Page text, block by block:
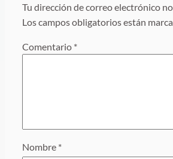
Tu dirección de correo electrónico
Los campos obligatorios están
Comentario *
Nombre *